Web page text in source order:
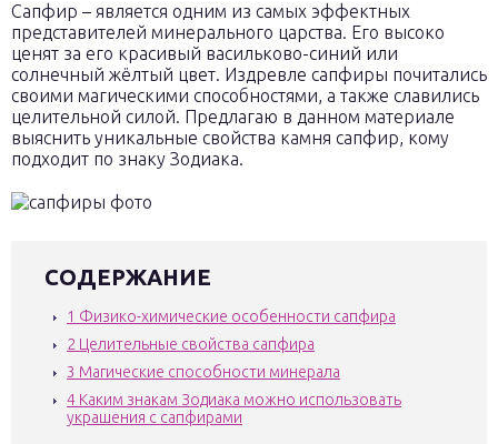
Сапфир – является одним из самых эффектных
представителей минерального царства. Его высоко
ценят за его красивый васильково-синий или
солнечный жёлтый цвет. Издревле сапфиры почитались
своими магическими способностями, а также славились
целительной силой. Предлагаю в данном материале
выяснить уникальные свойства камня сапфир, кому
подходит по знаку Зодиака.
СОДЕРЖАНИЕ
1 Физико-химические особенности сапфира
2 Целительные свойства сапфира
3 Магические способности минерала
4 Каким знакам Зодиака можно использовать
украшения с сапфирами